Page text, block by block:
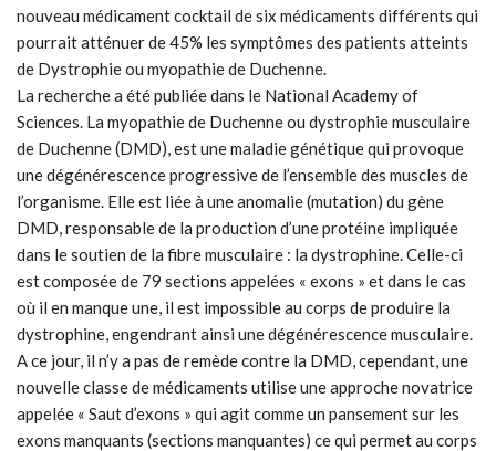
nouveau médicament cocktail de six médicaments différents qui
pourrait atténuer de 45% les symptômes des patients atteints
de Dystrophie ou myopathie de Duchenne.
La recherche a été publiée dans le National Academy of
Sciences. La myopathie de Duchenne ou dystrophie musculaire
de Duchenne (DMD), est une maladie génétique qui provoque
une dégénérescence progressive de l’ensemble des muscles de
l’organisme. Elle est liée à une anomalie (mutation) du gène
DMD, responsable de la production d’une protéine impliquée
dans le soutien de la fibre musculaire : la dystrophine. Celle-ci
est composée de 79 sections appelées « exons » et dans le cas
où il en manque une, il est impossible au corps de produire la
dystrophine, engendrant ainsi une dégénérescence musculaire.
A ce jour, il n’y a pas de remède contre la DMD, cependant, une
nouvelle classe de médicaments utilise une approche novatrice
appelée « Saut d’exons » qui agit comme un pansement sur les
exons manquants (sections manquantes) ce qui permet au corps